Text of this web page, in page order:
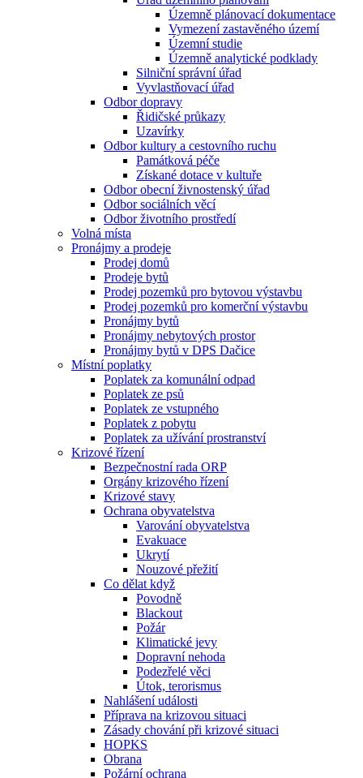
Územně plánovací dokumentace
Vymezení zastavěného území
Územní studie
Územně analytické podklady
Silniční správní úřad
Vyvlastňovací úřad
Odbor dopravy
Řidičské průkazy
Uzavírky
Odbor kultury a cestovního ruchu
Památková péče
Získané dotace v kultuře
Odbor obecní živnostenský úřad
Odbor sociálních věcí
Odbor životního prostředí
Volná místa
Pronájmy a prodeje
Prodej domů
Prodeje bytů
Prodej pozemků pro bytovou výstavbu
Prodej pozemků pro komerční výstavbu
Pronájmy bytů
Pronájmy nebytových prostor
Pronájmy bytů v DPS Dačice
Místní poplatky
Poplatek za komunální odpad
Poplatek ze psů
Poplatek ze vstupného
Poplatek z pobytu
Poplatek za užívání prostranství
Krizové řízení
Bezpečnostní rada ORP
Orgány krizového řízení
Krizové stavy
Ochrana obyvatelstva
Varování obyvatelstva
Evakuace
Ukrytí
Nouzové přežití
Co dělat když
Povodně
Blackout
Požár
Klimatické jevy
Dopravní nehoda
Podezřelé věci
Útok, terorismus
Nahlášení události
Příprava na krizovou situaci
Zásady chování při krizové situaci
HOPKS
Obrana
Požární ochrana